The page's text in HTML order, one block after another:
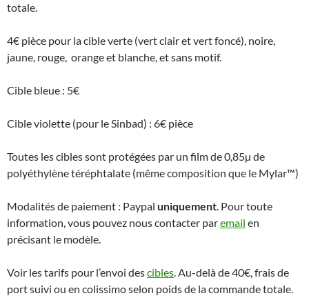
totale.
4€ pièce pour la cible verte (vert clair et vert foncé), noire,
jaune, rouge, orange et blanche, et sans motif.
Cible bleue : 5€
Cible violette (pour le Sinbad) : 6€ pièce
Toutes les cibles sont protégées par un film de 0,85µ de
polyéthylène téréphtalate (même composition que le Mylar™)
Modalités de paiement : Paypal uniquement. Pour toute
information, vous pouvez nous contacter paremail en
précisant le modèle.
Voir les tarifs pour l’envoi descibles. Au-delà de 40€, frais de
port suivi ou en colissimo selon poids de la commande totale.